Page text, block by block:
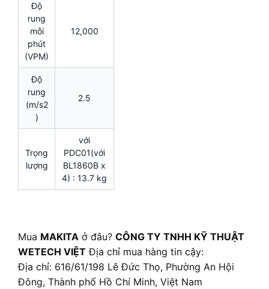
Độ
rung
mỗi
phút
(VPM)
12,000
Độ
rung
(m/s2
)
2.5
Trọng
lượng
với
PDC01(với
BL1860B x
4) : 13.7 kg
Mua MAKITA ở đâu? CÔNG TY TNHH KỸ THUẬT
WETECH VIỆT Địa chỉ mua hàng tin cậy:
Địa chỉ: 616/61/198 Lê Đức Thọ, Phường An Hội
Đông, Thành phố Hồ Chí Minh, Việt Nam